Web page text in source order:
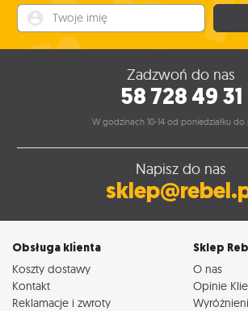
Zadzwoń do nas
58 728 49 31
W godzinach 10-14 od poniedziałku do
Napisz do nas
Obsługa klienta
Koszty dostawy
Kontakt
Reklamacje i zwroty
Sklep
O nas
Opinie